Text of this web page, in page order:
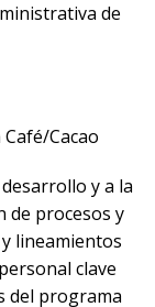
de
Cacao
y a la
de procesos y
lineamientos
clave
del programa